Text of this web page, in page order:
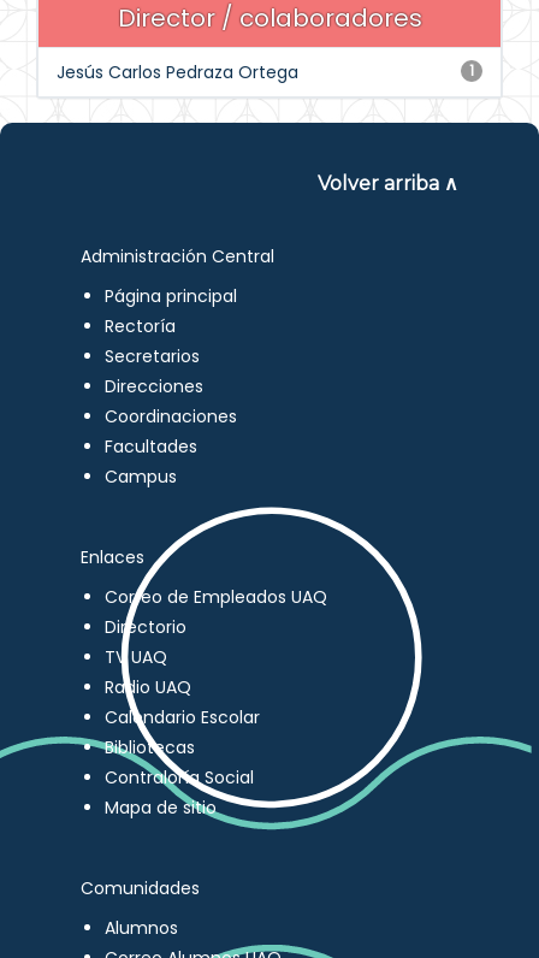
Director / colaboradores
1
Jesús Carlos Pedraza Ortega
Volver arriba ∧
Administración Central
Página principal
Rectoría
Secretarios
Direcciones
Coordinaciones
Facultades
Campus
Enlaces
Correo de Empleados UAQ
Directorio
TV UAQ
Radio UAQ
Calendario Escolar
Bibliotecas
Contraloría Social
Mapa de sitio
Comunidades
Alumnos